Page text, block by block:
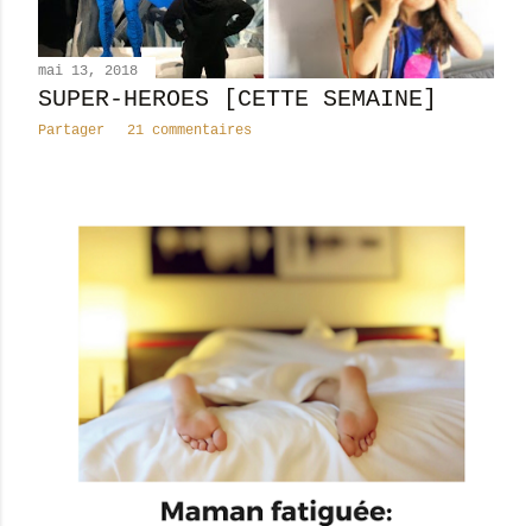
mai 13, 2018
SUPER-HEROES [CETTE SEMAINE]
Partager 21 commentaires